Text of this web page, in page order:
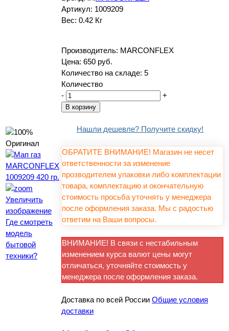
Увеличить
изображение
Где смотреть
модель
бытовой
техники?
Артикул: 1009209
Вес: 0.42 Кг
Производитель: MARCONFLEX
Цена: 650 руб.
Количество на складе: 5
Количество
-
+
Нашли дешевле? Получите скидку!
ОБРАТИТЕ ВНИМАНИЕ! Магазин не несет
ответственности за изменение
прозводителем упаковки либо комплектации
товара, комплектацию и окончательную
стоимость просьба уточнять у менеджера
после оформления заказа. Мы с радостью
ответим на Ваши вопросы.
ВНИМАНИЕ! В связи с нестабильным
изменением курса валют цены могут
отличаться, уточняйте стоимость у
менеджера после оформления заказа.
Доставка по всей России Общие условия
доставки